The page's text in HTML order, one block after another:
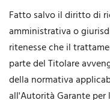
Fatto salvo il diritto di
amministrativa o
ritenesse che il
parte del Titolare
della normativa
all'Autorità Garante per